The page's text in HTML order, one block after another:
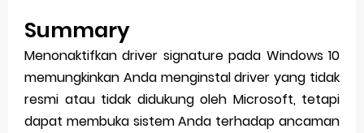
Summary
Menonaktifkan driver signature pada Windows 10
memungkinkan Anda menginstal driver yang tidak
resmi atau tidak didukung oleh Microsoft, tetapi
dapat membuka sistem Anda terhadap ancaman